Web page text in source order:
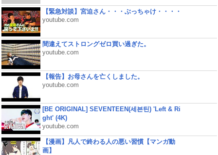
【緊急対談】宮迫さん・・・ぶっちゃけ・・・・
youtube.com
間違えてストロングゼロ買い過ぎた。
youtube.com
【報告】お母さんを亡くしました。
youtube.com
[BE ORIGINAL] SEVENTEEN(세븐틴) 'Left & Ri
ght' (4K)
youtube.com
【漫画】凡人で終わる人の悪い習慣【マンガ動
画】